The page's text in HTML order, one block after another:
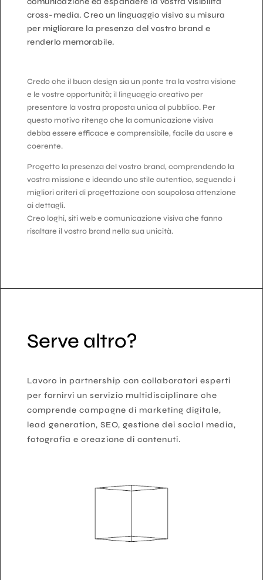
cross-media. Creo un linguaggio visivo su misura
per migliorare la presenza del vostro brand e
renderlo memorabile.
Credo che il buon design sia un ponte tra la vostra visione
e le vostre opportunità; il linguaggio creativo per
presentare la vostra proposta unica al pubblico. Per
questo motivo ritengo che la comunicazione visiva
debba essere efficace e comprensibile, facile da usare e
coerente.
Progetto la presenza del vostro brand, comprendendo la
vostra missione e ideando uno stile autentico, seguendo i
migliori criteri di progettazione con scupolosa attenzione
ai dettagli.
Creo loghi, siti web e comunicazione visiva che fanno
risaltare il vostro brand nella sua unicità.
Serve altro?
Lavoro in partnership con collaboratori esperti
per fornirvi un servizio multidisciplinare che
comprende campagne di marketing digitale,
lead generation, SEO, gestione dei social media,
fotografia e creazione di contenuti.